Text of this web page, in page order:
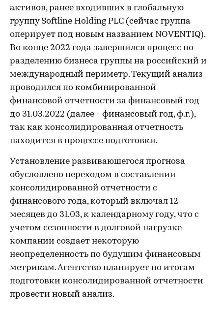
активов, ранее входивших в глобальную
группу Softline Holding PLC (сейчас группа
оперирует под новым названием NOVENTIQ).
Во конце 2022 года завершился процесс по
разделению бизнеса группы на российский и
международный периметр. Текущий анализ
проводился по комбинированной
финансовой отчетности за финансовый год
до 31.03.2022 (далее - финансовый год, ф.г.),
так как консолидированная отчетность
находится в процессе подготовки.
Установление развивающегося прогноза
обусловлено переходом в составлении
консолидированной отчетности с
финансового года, который включал 12
месяцев до 31.03, к календарному году, что с
учетом сезонности в долговой нагрузке
компании создает некоторую
неопределенность по будущим финансовым
метрикам. Агентство планирует по итогам
подготовки консолидированной отчетности
провести новый анализ.